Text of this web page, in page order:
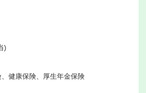
)
健康保険、厚生年金保険